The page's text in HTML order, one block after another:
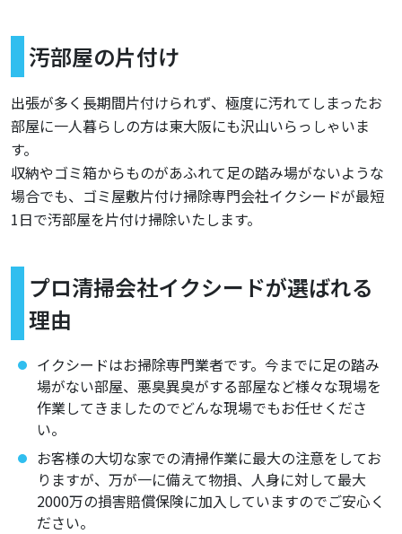
汚部屋の片付け
出張が多く長期間片付けられず、極度に汚れてしまったお
部屋に一人暮らしの方は東大阪にも沢山いらっしゃいま
す。
収納やゴミ箱からものがあふれて足の踏み場がないような
場合でも、ゴミ屋敷片付け掃除専門会社イクシードが最短
1日で汚部屋を片付け掃除いたします。
プロ清掃会社イクシードが選ばれる
理由
イクシードはお掃除専門業者です。今までに足の踏み
場がない部屋、悪臭異臭がする部屋など様々な現場を
作業してきましたのでどんな現場でもお任せくださ
い。
お客様の大切な家での清掃作業に最大の注意をしてお
りますが、万が一に備えて物損、人身に対して最大
2000万の損害賠償保険に加入していますのでご安心く
ださい。